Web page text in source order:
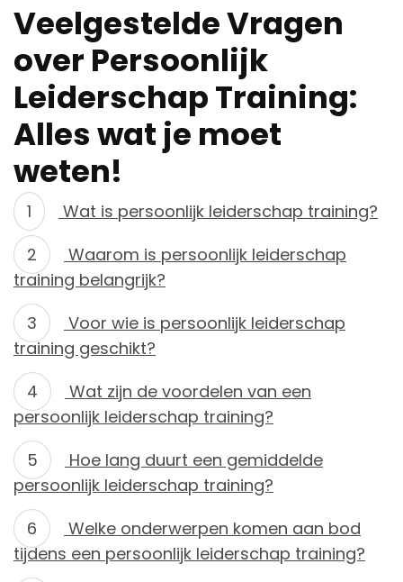
Veelgestelde Vragen
over Persoonlijk
Leiderschap Training:
Alles wat je moet
weten!
Wat is persoonlijk leiderschap training?
Waarom is persoonlijk leiderschap
training belangrijk?
Voor wie is persoonlijk leiderschap
training geschikt?
Wat zijn de voordelen van een
persoonlijk leiderschap training?
Hoe lang duurt een gemiddelde
persoonlijk leiderschap training?
Welke onderwerpen komen aan bod
tijdens een persoonlijk leiderschap training?